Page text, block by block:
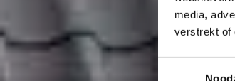
media,
verstrekt of